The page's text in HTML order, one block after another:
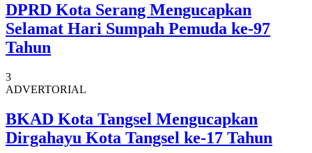
DPRD Kota Serang Mengucapkan
Selamat Hari Sumpah Pemuda ke-97
Tahun
3
ADVERTORIAL
BKAD Kota Tangsel Mengucapkan
Dirgahayu Kota Tangsel ke-17 Tahun